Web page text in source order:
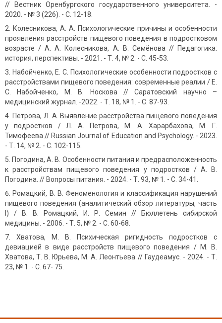
// Вестник Оренбургского государственного университета. -
2020. - № 3 (226). - С. 12-18.
Колесникова, А. А. Психологические причины и особенности
проявления расстройств пищевого поведения в подростковом
возрасте / А. А. Колесникова, А. В. Семёнова // Педагогика:
история, перспективы. - 2021. - Т. 4, № 2. - С. 45-53.
Набойченко, Е. С. Психологические особенности подростков с
расстройствами пищевого поведения: современные реалии / Е.
С. Набойченко, М. В. Носкова // Саратовский научно –
медицинский журнал. -2022. - Т. 18, № 1. - С. 87-93.
Петрова, Л. А. Выявление расстройства пищевого поведения
у подростков / Л. А. Петрова, М. А. Харарбахова, М. Г.
Тимофеева // Russian Journal of Education and Psychology. - 2023.
- Т. 14, № 2. - С. 102-115.
Погодина, А. В. Особенности питания и предрасположенность
к расстройствам пищевого поведения у подростков / А. В.
Погодина. // Вопросы питания. - 2024. - Т. 93, № 1. - С. 34-41.
Ромацкий, В. В. Феноменология и классификация нарушений
пищевого поведения (аналитический обзор литературы, часть
I) / В. В. Ромацкий, И. Р. Семин // Бюллетень сибирской
медицины. - 2006. - Т. 5, № 2. - С. 60-68.
Хватова, М. В. Психическая ригидность подростков с
девиацией в виде расстройств пищевого поведения / М. В.
Хватова, Т. В. Юрьева, М. А. Леонтьева // Гаудеамус. - 2024. - Т.
23, № 1. - С. 67- 75.